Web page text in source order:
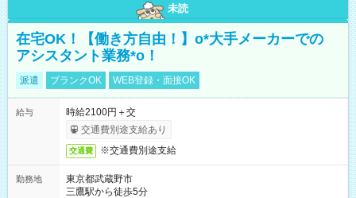
未読
在宅OK！【働き方自由！】o*大手メーカーでの
アシスタント業務*o！
派遣 ブランクOK WEB登録・面接OK
給与
時給2100円＋交
交通費別途支給あり
交通費 ※交通費別途支給
勤務地
東京都武蔵野市
三鷹駅から徒歩5分